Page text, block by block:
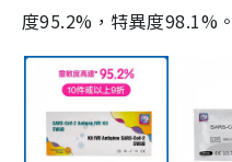
度95.2%，特異度98.1%。